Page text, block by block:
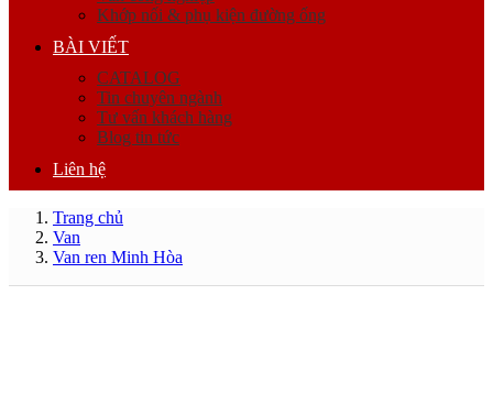
Khớp nối & phụ kiện đường ống
BÀI VIẾT
CATALOG
Tin chuyên ngành
Tư vấn khách hàng
Blog tin tức
Liên hệ
Trang chủ
Van
Van ren Minh Hòa